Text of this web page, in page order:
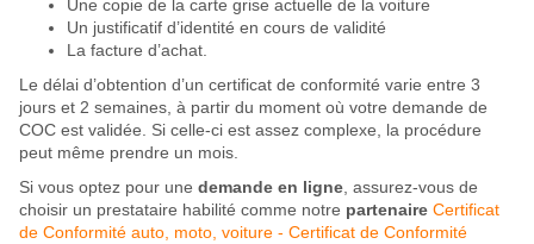
Une copie de la carte grise actuelle de la voiture
Un justificatif d’identité en cours de validité
La facture d’achat.
Le délai d’obtention d’un certificat de conformité varie entre 3
jours et 2 semaines, à partir du moment où votre demande de
COC est validée. Si celle-ci est assez complexe, la procédure
peut même prendre un mois.
Si vous optez pour une demande en ligne, assurez-vous de
choisir un prestataire habilité comme notre partenaire Certificat
de Conformité auto, moto, voiture - Certificat de Conformité